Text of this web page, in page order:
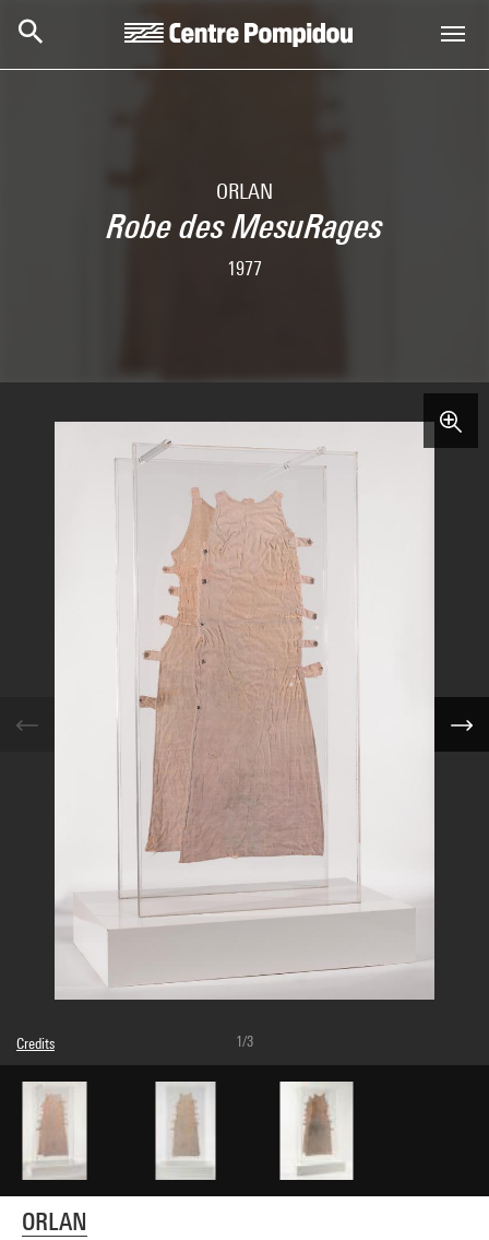
ORLAN
Robe des MesuRages
1977
ORLAN
Credits
© Adagp, Paris
Photo credits : Centre Pompidou, MNAM-CCI/Georges Meguerditchian/Dist.
GrandPalaisRmn
Image reference : 4N07552
Image presentation :
GrandPalaisRmnPhoto
1/3